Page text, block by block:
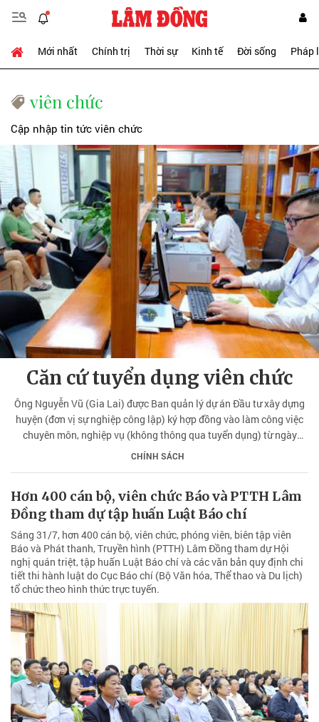
Mới nhất Chính trị Thời sự Kinh tế Đời sống Pháp
viên chức
Cập nhập tin tức viên chức
Căn cứ tuyển dụng viên chức
Ông Nguyễn Vũ (Gia Lai) được Ban quản lý dự án Đầu tư xây dựng
huyện (đơn vị sự nghiệp công lập) ký hợp đồng vào làm công việc
chuyên môn, nghiệp vụ (không thông qua tuyển dụng) từ ngày
01/4/2010. Ngày 01/01/2012 ông được cấp có thẩm quyền cho
CHÍNH SÁCH
Hơn 400 cán bộ, viên chức Báo và PTTH Lâm
Đồng tham dự tập huấn Luật Báo chí
Sáng 31/7, hơn 400 cán bộ, viên chức, phóng viên, biên tập viên
Báo và Phát thanh, Truyền hình (PTTH) Lâm Đồng tham dự Hội
nghị quán triệt, tập huấn Luật Báo chí và các văn bản quy định chi
tiết thi hành luật do Cục Báo chí (Bộ Văn hóa, Thể thao và Du lịch)
tổ chức theo hình thức trực tuyến.